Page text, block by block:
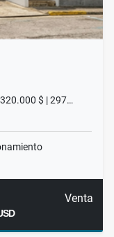
320.000 $ | 297…
Venta